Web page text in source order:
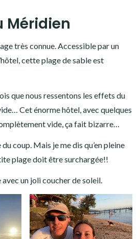
Méridien
très connue. Accessible par un
cette plage de sable est
que nous ressentons les effets du
Cet énorme hôtel, avec quelques
vide, ça fait bizarre…
du coup. Mais je me dis qu’en pleine
plage doit être surchargée!!
un joli coucher de soleil.